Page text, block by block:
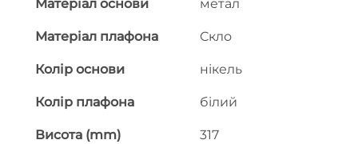
Матеріал основи метал
Матеріал плафона Скло
Колір основи нікель
Колір плафона білий
Висота (mm) 317